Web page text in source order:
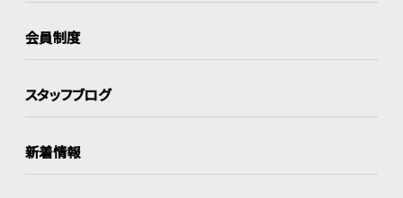
会員制度
スタッフブログ
新着情報